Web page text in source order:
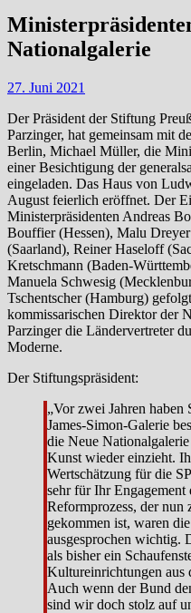
Nationalgalerie
27. Juni 2021
Der Präsident der Stiftung
Parzinger, hat gemeinsam mit
Berlin, Michael Müller, die
einer Besichtigung der
eingeladen. Das Haus von
August feierlich eröffnet. Der
Ministerpräsidenten Andreas
Bouffier (Hessen), Malu
(Saarland), Reiner Haseloff
Kretschmann (Baden-
Manuela Schwesig
Tschentscher (Hamburg)
kommissarischen Direktor der
Parzinger die Ländervertreter
Moderne.
Der Stiftungspräsident:
„Vor zwei Jahren
James-Simon-Galerie
die Neue
Kunst wieder einzieht.
Wertschätzung für die
sehr für Ihr Engagement
Reformprozess, der nun
gekommen ist, waren
ausgesprochen wichtig.
als bisher ein
Kultureinrichtungen aus
Auch wenn der Bund
sind wir doch stolz auf